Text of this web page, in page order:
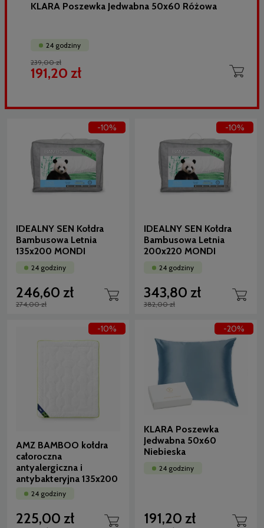
KLARA Poszewka Jedwabna 50x60 Różowa
24 godziny
239,00 zł
191,20 zł
IDEALNY SEN Kołdra
Bambusowa Letnia
135x200 MONDI
24 godziny
246,60 zł
274,00 zł
-10%
IDEALNY SEN Kołdra
Bambusowa Letnia
200x220 MONDI
24 godziny
343,80 zł
382,00 zł
-10%
AMZ BAMBOO kołdra
całoroczna
antyalergiczna i
antybakteryjna 135x200
24 godziny
225,00 zł
-10%
KLARA Poszewka
Jedwabna 50x60
Niebieska
24 godziny
191,20 zł
-20%